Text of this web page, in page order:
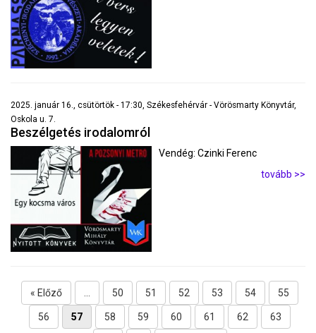
2025. január 16., csütörtök - 17:30, Székesfehérvár - Vörösmarty Könyvtár,
Oskola u. 7.
Beszélgetés irodalomról
Vendég: Czinki Ferenc
tovább >>
« Előző 50 51 52 53 54 55
56 57 58 59 60 61 62 63